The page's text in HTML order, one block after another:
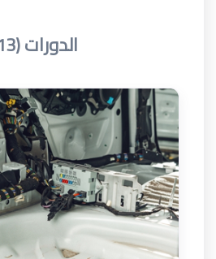
الدورات (13)